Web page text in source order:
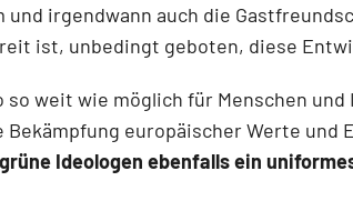
irgendwann auch die
ist, unbedingt geboten, diese
so weit wie möglich für Menschen
europäischer Werte und
Ideologen ebenfalls ein